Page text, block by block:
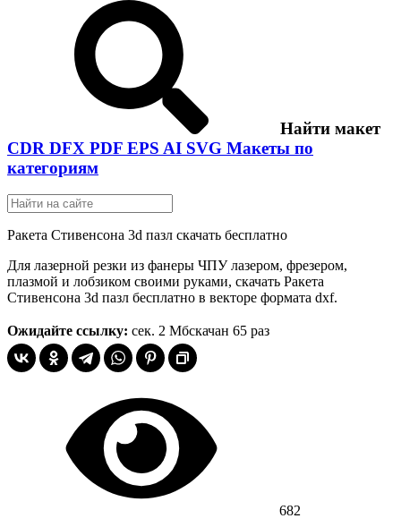
Найти макет
CDR DFX PDF EPS AI SVG Макеты по
категориям
Ракета Стивенсона 3d пазл скачать бесплатно
Для лазерной резки из фанеры ЧПУ лазером, фрезером,
плазмой и лобзиком своими руками, скачать Ракета
Стивенсона 3d пазл бесплатно в векторе формата dxf.
Ожидайте ссылку: сек. 2 Мбскачан 65 раз
682